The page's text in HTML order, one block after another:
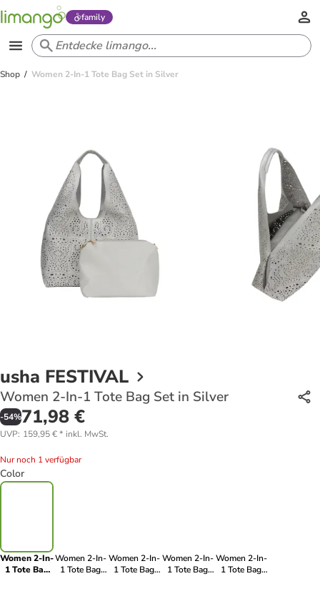
family
Shop Women 2-In-1 Tote Bag Set in Silver
usha FESTIVAL
Women 2-In-1 Tote Bag Set in Silver
-54%71,98 €
UVP: 159,95 €* inkl. MwSt.
Nur noch 1 verfügbar
Color
Women 2-In-
1 Tote Bag
Women 2-In-
1 Tote Bag
Women 2-In-
1 Tote Bag
Women 2-In-
1 Tote Bag
Women 2-In-
1 Tote Bag